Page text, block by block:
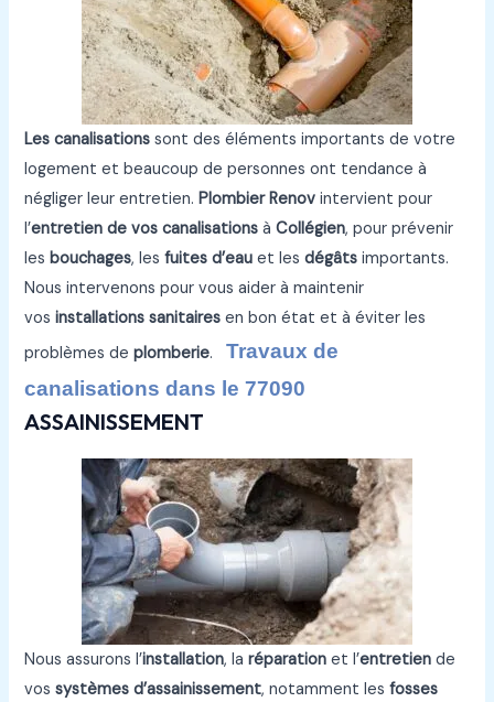
Les canalisations sont des éléments importants de votre
logement et beaucoup de personnes ont tendance à
négliger leur entretien.Plombier Renov intervient pour
l’entretien de vos canalisations àCollégien, pour prévenir
lesbouchages, lesfuites d’eau et lesdégâts importants.
Nous intervenons pour vous aider à maintenir
vosinstallations sanitaires en bon état et à éviter les
problèmes deplomberie. Travaux de
canalisations dans le 77090
ASSAINISSEMENT
Nous assurons l’installation, laréparation et l’entretien de
vossystèmes d’assainissement, notamment lesfosses